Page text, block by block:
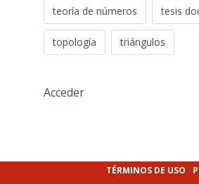
teoría de números tesis
topología triángulos
Acceder
TÉRMINOS DE USO